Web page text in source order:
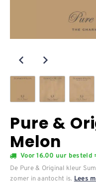
Pure &
Melon
Voor 16.00 uur besteld
De Pure & Original kleur
zomer in aantocht is. Lees